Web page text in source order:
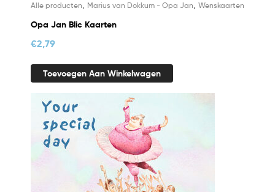
Alle producten Marius van Dokkum - Opa Jan Wenskaarten
Opa Jan Blic Kaarten
€2,79
Toevoegen Aan Winkelwagen